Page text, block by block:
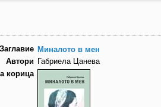
Заглавие Миналото в мен
Автори Габриела Цанева
корица